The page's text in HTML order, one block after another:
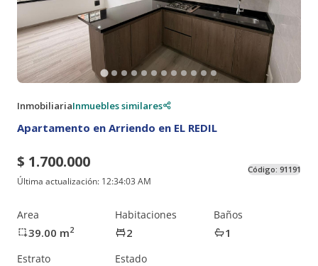
InmobiliariaInmuebles similares
Apartamento en Arriendo en EL REDIL
$ 1.700.000
Última actualización: 12:34:03 AM
Código: 91191
Area
39.00 m2
Habitaciones
2
Baños
1
Estrato Estado